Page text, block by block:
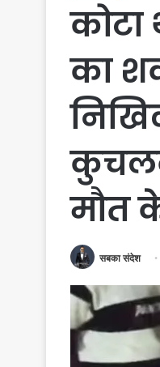
कोटा
का
मौत
सबका संदेश